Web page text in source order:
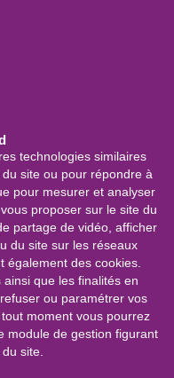
technologies similaires
site ou pour répondre à
pour mesurer et analyser
proposer sur le site du
partage de vidéo, afficher
du site sur les réseaux
également des cookies.
que les finalités en
ou paramétrer vos
moment vous pourrez
module de gestion figurant
site.